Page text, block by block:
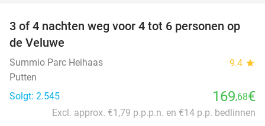
3 of 4 nachten weg voor 4 tot 6 personen op
de Veluwe
Summio Parc Heihaas 9.4 star
Putten
Solgt: 2.545
169,68€
Excl. approx. €1,79 p.p.p.n. en €14 p.p. bedlinnen